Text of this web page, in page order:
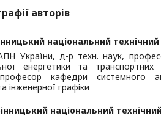
авторів
національний
України, д-р техн. наук,
енергетики та транспортних
кафедри системного
інженерної графіки
національний